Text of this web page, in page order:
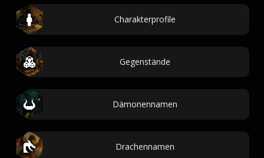
Charakterprofile
Gegenstände
Dämonennamen
Drachennamen